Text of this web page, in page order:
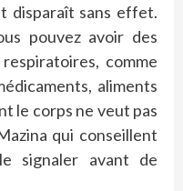
disparaît sans effet.
pouvez avoir des
comme
aliments
le corps ne veut pas
qui conseillent
signaler avant de